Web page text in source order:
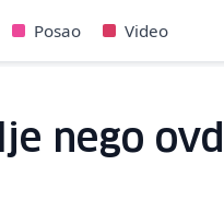
Posao Video
nego